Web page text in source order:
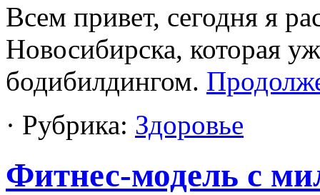
Всем привет, сегодня я
Новосибирска, которая
бодибилдингом.
· Рубрика: Здоровье
Фитнес-модель с